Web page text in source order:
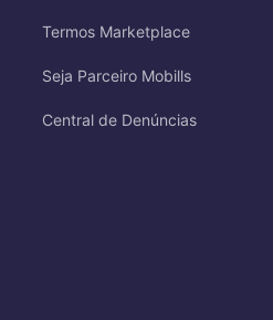
Termos Marketplace
Seja Parceiro Mobills
Central de Denúncias